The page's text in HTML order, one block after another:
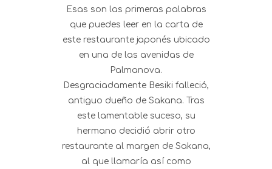
Esas son las primeras palabras
que puedes leer en la carta de
este restaurante japonés ubicado
en una de las avenidas de
Palmanova.
Desgraciadamente Besiki falleció,
antiguo dueño de Sakana. Tras
este lamentable suceso, su
hermano decidió abrir otro
restaurante al margen de Sakana,
al que llamaría así como